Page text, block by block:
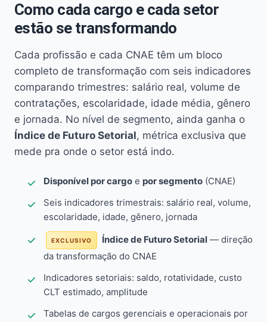
Como cada cargo e cada setor
estão se transformando
Cada profissão e cada CNAE têm um bloco
completo de transformação com seis indicadores
comparando trimestres: salário real, volume de
contratações, escolaridade, idade média, gênero
e jornada. No nível de segmento, ainda ganha o
Índice de Futuro Setorial, métrica exclusiva que
mede pra onde o setor está indo.
Disponível por cargo e por segmento (CNAE)
Seis indicadores trimestrais: salário real, volume,
escolaridade, idade, gênero, jornada
EXCLUSIVO Índice de Futuro Setorial — direção
da transformação do CNAE
Indicadores setoriais: saldo, rotatividade, custo
CLT estimado, amplitude
Tabelas de cargos gerenciais e operacionais por